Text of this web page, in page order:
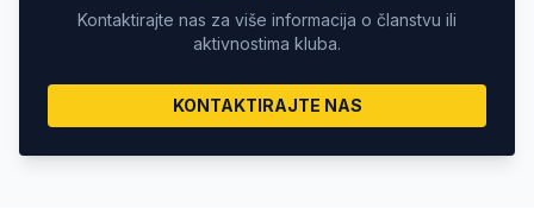
Kontaktirajte nas za više informacija o članstvu ili
aktivnostima kluba.
KONTAKTIRAJTE NAS